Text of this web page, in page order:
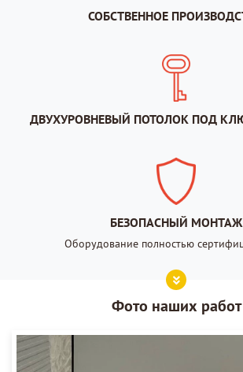
СОБСТВЕННОЕ
ДВУХУРОВНЕВЫЙ ПОТОЛОК ПОД
БЕЗОПАСНЫЙ МОНТАЖ
Оборудование полностью
Фото наших работ